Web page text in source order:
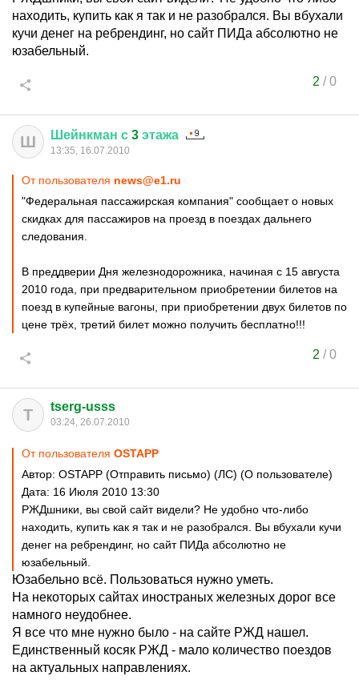
находить, купить как я так и не разобрался. Вы вбухали
кучи денег на ребрендинг, но сайт ПИДа абсолютно не
юзабельный.
2 /0
Ш Шейнкман с 3 этажа
13:35, 16.07.2010
От пользователя news@e1.ru
"Федеральная пассажирская компания" сообщает о новых
скидках для пассажиров на проезд в поездах дальнего
следования.
В преддверии Дня железнодорожника, начиная с 15 августа
2010 года, при предварительном приобретении билетов на
поезд в купейные вагоны, при приобретении двух билетов по
цене трёх, третий билет можно получить бесплатно!!!
2 /0
T tserg-usss
03:24, 26.07.2010
От пользователя OSTAPP
Автор: OSTAPP (Отправить письмо) (ЛС) (О пользователе)
Дата: 16 Июля 2010 13:30
РЖДшники, вы свой сайт видели? Не удобно что-либо
находить, купить как я так и не разобрался. Вы вбухали кучи
денег на ребрендинг, но сайт ПИДа абсолютно не
юзабельный.
Юзабельно всё. Пользоваться нужно уметь.
На некоторых сайтах иностраных железных дорог все
намного неудобнее.
Я все что мне нужно было - на сайте РЖД нашел.
Единственный косяк РЖД - мало количество поездов
на актуальных направлениях.